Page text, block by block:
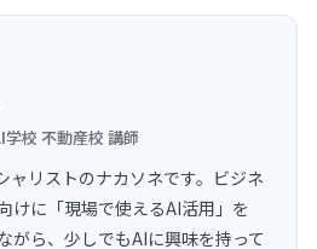
校 不動産校 講師
ャリストのナカソネです。ビジネ
けに「現場で使えるAI活用」を
がら、少しでもAIに興味を持って